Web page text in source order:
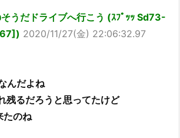
うだドライブへ行こう (ｽﾌﾟｯｯ Sd73-
2020/11/27(金) 22:06:32.97
んだよね
残るだろうと思ってたけど
たのね